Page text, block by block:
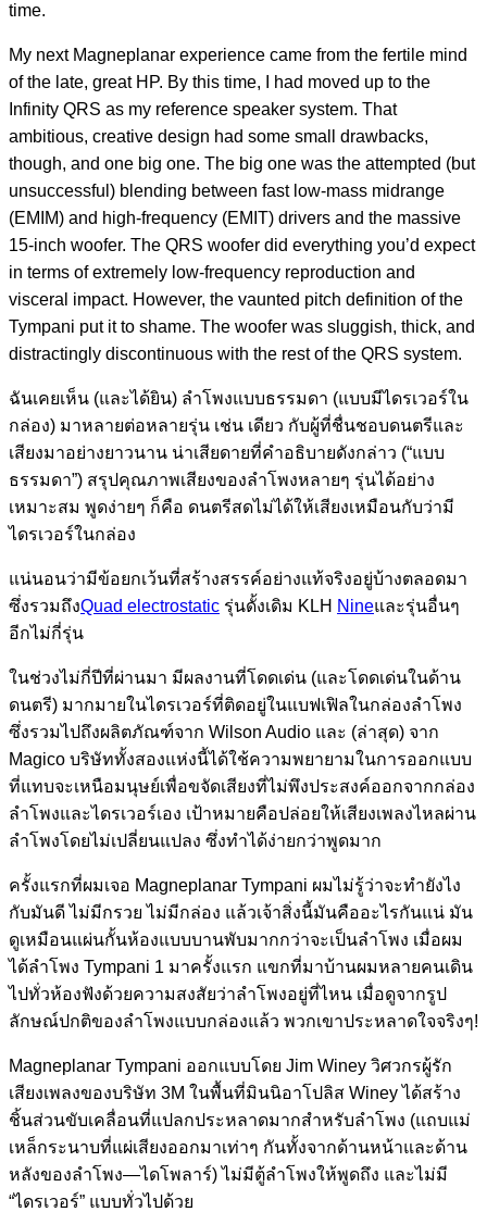
time.
My next Magneplanar experience came from the fertile mind
of the late, great HP. By this time, I had moved up to the
Infinity QRS as my reference speaker system. That
ambitious, creative design had some small drawbacks,
though, and one big one. The big one was the attempted (but
unsuccessful) blending between fast low-mass midrange
(EMIM) and high-frequency (EMIT) drivers and the massive
15-inch woofer. The QRS woofer did everything you’d expect
in terms of extremely low-frequency reproduction and
visceral impact. However, the vaunted pitch definition of the
Tympani put it to shame. The woofer was sluggish, thick, and
distractingly discontinuous with the rest of the QRS system.
ฉันเคยเห็น (และได้ยิน) ลำโพงแบบธรรมดา (แบบมีไดรเวอร์ใน
กล่อง) มาหลายต่อหลายรุ่น เช่น เดียว กับผู้ที่ชื่นชอบดนตรีและ
เสียงมาอย่างยาวนาน น่าเสียดายที่คำอธิบายดังกล่าว (“แบบ
ธรรมดา”) สรุปคุณภาพเสียงของลำโพงหลายๆ รุ่นได้อย่าง
เหมาะสม พูดง่ายๆ ก็คือ ดนตรีสดไม่ได้ให้เสียงเหมือนกับว่ามี
ไดรเวอร์ในกล่อง
แน่นอนว่ามีข้อยกเว้นที่สร้างสรรค์อย่างแท้จริงอยู่บ้างตลอดมา
ซึ่งรวมถึงQuad electrostatic รุ่นดั้งเดิม KLH Nineและรุ่นอื่นๆ
อีกไม่กี่รุ่น
ในช่วงไม่กี่ปีที่ผ่านมา มีผลงานที่โดดเด่น (และโดดเด่นในด้าน
ดนตรี) มากมายในไดรเวอร์ที่ติดอยู่ในแบฟเฟิลในกล่องลำโพง
ซึ่งรวมไปถึงผลิตภัณฑ์จาก Wilson Audio และ (ล่าสุด) จาก
Magico บริษัททั้งสองแห่งนี้ได้ใช้ความพยายามในการออกแบบ
ที่แทบจะเหนือมนุษย์เพื่อขจัดเสียงที่ไม่พึงประสงค์ออกจากกล่อง
ลำโพงและไดรเวอร์เอง เป้าหมายคือปล่อยให้เสียงเพลงไหลผ่าน
ลำโพงโดยไม่เปลี่ยนแปลง ซึ่งทำได้ง่ายกว่าพูดมาก
ครั้งแรกที่ผมเจอ Magneplanar Tympani ผมไม่รู้ว่าจะทำยังไง
กับมันดี ไม่มีกรวย ไม่มีกล่อง แล้วเจ้าสิ่งนี้มันคืออะไรกันแน่ มัน
ดูเหมือนแผ่นกั้นห้องแบบบานพับมากกว่าจะเป็นลำโพง เมื่อผม
ได้ลำโพง Tympani 1 มาครั้งแรก แขกที่มาบ้านผมหลายคนเดิน
ไปทั่วห้องฟังด้วยความสงสัยว่าลำโพงอยู่ที่ไหน เมื่อดูจากรูป
ลักษณ์ปกติของลำโพงแบบกล่องแล้ว พวกเขาประหลาดใจจริงๆ!
Magneplanar Tympani ออกแบบโดย Jim Winey วิศวกรผู้รัก
เสียงเพลงของบริษัท 3M ในพื้นที่มินนิอาโปลิส Winey ได้สร้าง
ชิ้นส่วนขับเคลื่อนที่แปลกประหลาดมากสำหรับลำโพง (แถบแม่
เหล็กระนาบที่แผ่เสียงออกมาเท่าๆ กันทั้งจากด้านหน้าและด้าน
หลังของลำโพง—ไดโพลาร์) ไม่มีตู้ลำโพงให้พูดถึง และไม่มี
“ไดรเวอร์” แบบทั่วไปด้วย